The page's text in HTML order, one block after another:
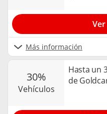
Más información
30%
vehículos
Hasta un
de